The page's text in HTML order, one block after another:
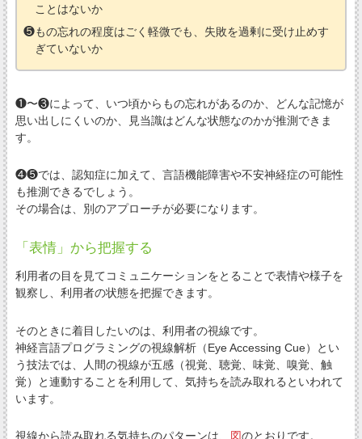
ことはないか
❺もの忘れの程度はごく軽微でも、失敗を過剰に受け止めす
ぎていないか
❶〜❸によって、いつ頃からもの忘れがあるのか、どんな記憶が
思い出しにくいのか、見当識はどんな状態なのかが推測できま
す。
❹❺では、認知症に加えて、言語機能障害や不安神経症の可能性
も推測できるでしょう。
その場合は、別のアプローチが必要になります。
「表情」から把握する
利用者の目を見てコミュニケーションをとることで表情や様子を
観察し、利用者の状態を把握できます。
そのときに着目したいのは、利用者の視線です。
神経言語プログラミングの視線解析（Eye Accessing Cue）とい
う技法では、人間の視線が五感（視覚、聴覚、味覚、嗅覚、触
覚）と連動することを利用して、気持ちを読み取れるといわれて
います。
視線から読み取れる気持ちのパターンは、 図のとおりです。